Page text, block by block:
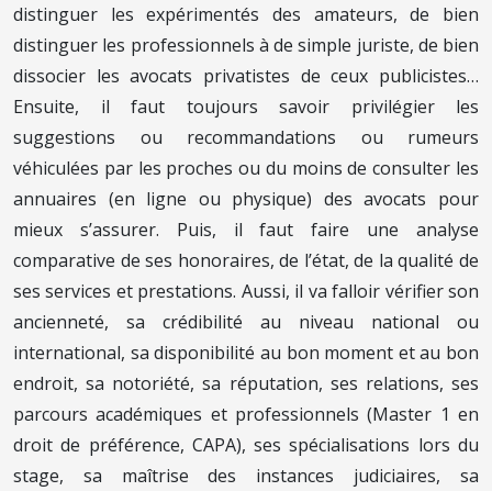
distinguer les expérimentés des amateurs, de bien
distinguer les professionnels à de simple juriste, de bien
dissocier les avocats privatistes de ceux publicistes…
Ensuite, il faut toujours savoir privilégier les
suggestions ou recommandations ou rumeurs
véhiculées par les proches ou du moins de consulter les
annuaires (en ligne ou physique) des avocats pour
mieux s’assurer. Puis, il faut faire une analyse
comparative de ses honoraires, de l’état, de la qualité de
ses services et prestations. Aussi, il va falloir vérifier son
ancienneté, sa crédibilité au niveau national ou
international, sa disponibilité au bon moment et au bon
endroit, sa notoriété, sa réputation, ses relations, ses
parcours académiques et professionnels (Master 1 en
droit de préférence, CAPA), ses spécialisations lors du
stage, sa maîtrise des instances judiciaires, sa